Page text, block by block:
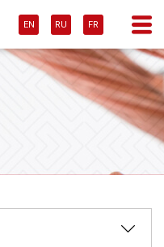
EN RU FR